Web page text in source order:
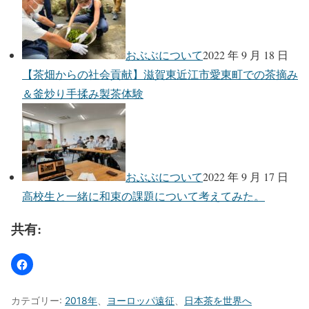
おぶぶについて2022 年 9 月 18 日
【茶畑からの社会貢献】滋賀東近江市愛東町での茶摘み
＆釜炒り手揉み製茶体験
おぶぶについて2022 年 9 月 17 日
高校生と一緒に和束の課題について考えてみた。
共有:
カテゴリー: 2018年 ヨーロッパ遠征 日本茶を世界へ